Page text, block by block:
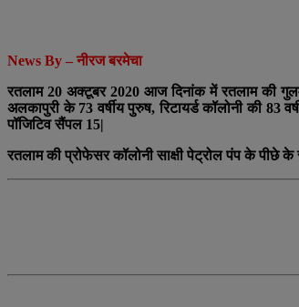
News By – नीरज बरमेचा
रतलाम 20 अक्टूबर 2020 आज दिनांक में रतलाम की
अलकापुरी के 73 वर्षीय पुरुष, रिटायर्ड कॉलोनी की 83
पॉजिटिव सैंपल 15|
रतलाम की प्रोफेसर कॉलोनी साक्षी पेट्रोल पंप के पीछे के